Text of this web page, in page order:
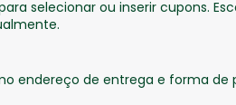
selecionar ou inserir cupons.
endereço de entrega e forma de